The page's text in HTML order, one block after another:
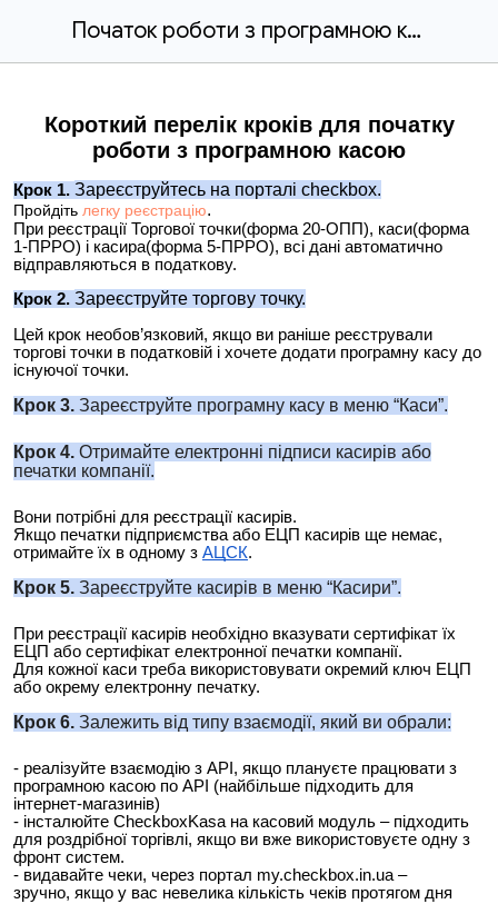
Початок роботи з програмною касою
Короткий перелік кроків для початку
роботи з програмною касою
Крок 1. Зареєструйтесь на порталі checkbox.
Пройдіть легку реєстрацію.
При реєстрації Торгової точки(форма 20-ОПП), каси(форма
1-ПРРО) і касира(форма 5-ПРРО), всі дані автоматично
відправляються в податкову.
Крок 2. Зареєструйте торгову точку.
Цей крок необов’язковий, якщо ви раніше реєстрували
торгові точки в податковій і хочете додати програмну касу до
існуючої точки.
Крок 3. Зареєструйте програмну касу в меню “Каси”.
Крок 4. Отримайте електронні підписи касирів або
печатки компанії.
Вони потрібні для реєстрації касирів.
Якщо печатки підприємства або ЕЦП касирів ще немає,
отримайте їх в одному з АЦСК.
Крок 5. Зареєструйте касирів в меню “Касири”.
При реєстрації касирів необхідно вказувати сертифікат їх
ЕЦП або сертифікат електронної печатки компанії.
Для кожної каси треба використовувати окремий ключ ЕЦП
або окрему електронну печатку.
Крок 6. Залежить від типу взаємодії, який ви обрали:
- реалізуйте взаємодію з API, якщо плануєте працювати з
програмною касою по API (найбільше підходить для
інтернет-магазинів)
- інсталюйте CheckboxKasa на касовий модуль – підходить
для роздрібної торгівлі, якщо ви вже використовуєте одну з
фронт систем.
- видавайте чеки, через портал my.checkbox.in.ua –
зручно, якщо у вас невелика кількість чеків протягом дня